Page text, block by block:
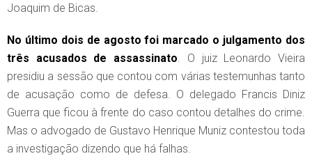
Joaquim de Bicas.
No último dois de agosto foi marcado o julgamento dos
três acusados de assassinato . O juiz Leonardo Vieira
presidiu a sessão que contou com várias testemunhas tanto
de acusação como de defesa. O delegado Francis Diniz
Guerra que ficou à frente do caso contou detalhes do crime.
Mas o advogado de Gustavo Henrique Muniz contestou toda
a investigação dizendo que há falhas.